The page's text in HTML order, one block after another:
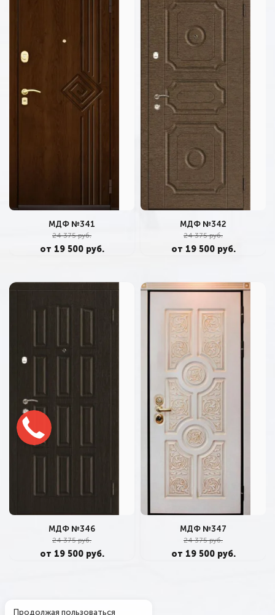
МДФ №341
24 375 руб.
от 19 500 руб.
МДФ №342
24 375 руб.
от 19 500 руб.
МДФ №346
24 375 руб.
от 19 500 руб.
МДФ №347
24 375 руб.
от 19 500 руб.
Продолжая пользоваться